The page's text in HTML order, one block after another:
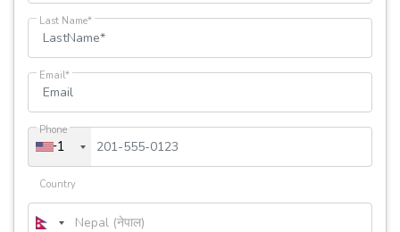
Last Name*
Email*
Phone
+1
Country